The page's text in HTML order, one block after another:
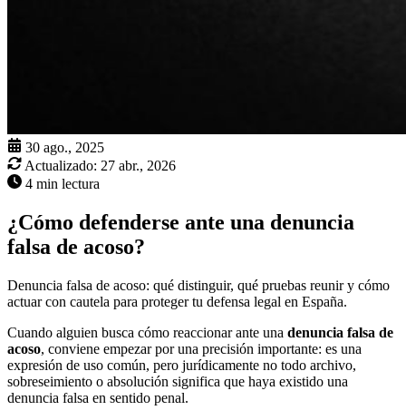
30 ago., 2025
Actualizado: 27 abr., 2026
4 min lectura
¿Cómo defenderse ante una denuncia
falsa de acoso?
Denuncia falsa de acoso: qué distinguir, qué pruebas reunir y cómo
actuar con cautela para proteger tu defensa legal en España.
Cuando alguien busca cómo reaccionar ante una denuncia falsa de
acoso, conviene empezar por una precisión importante: es una
expresión de uso común, pero jurídicamente no todo archivo,
sobreseimiento o absolución significa que haya existido una
denuncia falsa en sentido penal.